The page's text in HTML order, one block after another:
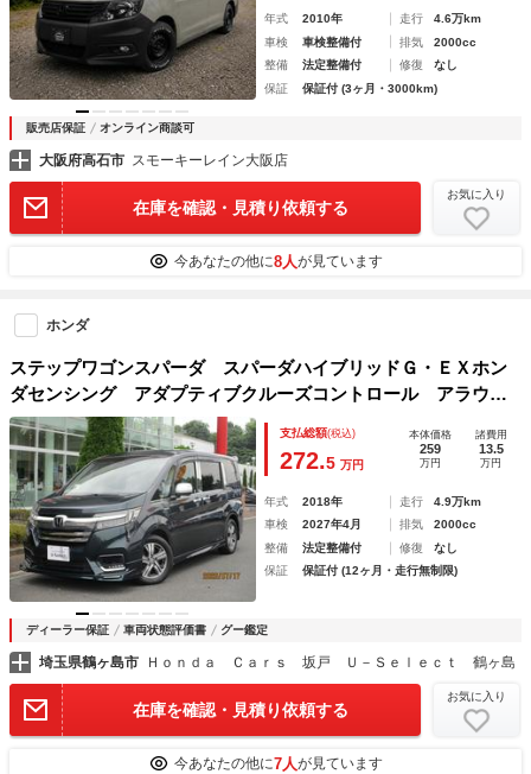
年式 2010年 走行
4.6万km
車検
車検整備付 排気
2000cc
整備
法定整備付 修復
なし
保証
保証付 (3ヶ月・3000km)
販売店保証 オンライン商談可
大阪府高石市 スモーキーレイン大阪店
在庫を確認・見積り依頼する
お気に入り
今あなたの他に8人が見ています
ホンダ
ステップワゴンスパーダ スパーダハイブリッドＧ・ＥＸホン
ダセンシング アダプティブクルーズコントロール アラウン
ドビューカメラ ＥＴＣ フルセグ ＨＤＭＩ入力 Ｂｌｕｅ
ｔｏｏｔｈ 両側電動スライドドア 前後ドライブレコーダ
ー リアモニター 全周囲モニター スマキー ＡＣ
支払総額(税込)
272.5 万円
本体価格
259
万円
諸費用
13.5
万円
年式 2018年 走行
4.9万km
車検
2027年4月 排気
2000cc
整備
法定整備付 修復
なし
保証
保証付 (12ヶ月・走行無制限)
ディーラー保証 車両状態評価書 グー鑑定
埼玉県鶴ヶ島市 Ｈｏｎｄａ Ｃａｒｓ 坂戸 Ｕ－Ｓｅｌｅｃｔ 鶴ヶ島
在庫を確認・見積り依頼する
お気に入り
今あなたの他に7人が見ています